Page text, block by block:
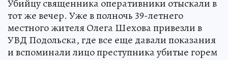
Убийцу священника оперативники отыскали в
тот же вечер. Уже в полночь 39-летнего
местного жителя Олега Шехова привезли в
УВД Подольска, где все еще давали показания
и вспоминали лицо преступника убитые горем